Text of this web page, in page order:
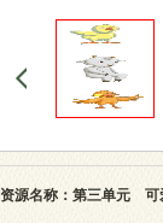
资源名称：第三单元 可